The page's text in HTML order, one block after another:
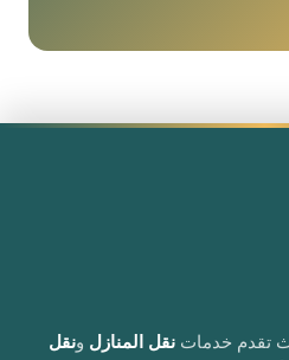
تقدم خدمات نقل المنازل ونقل